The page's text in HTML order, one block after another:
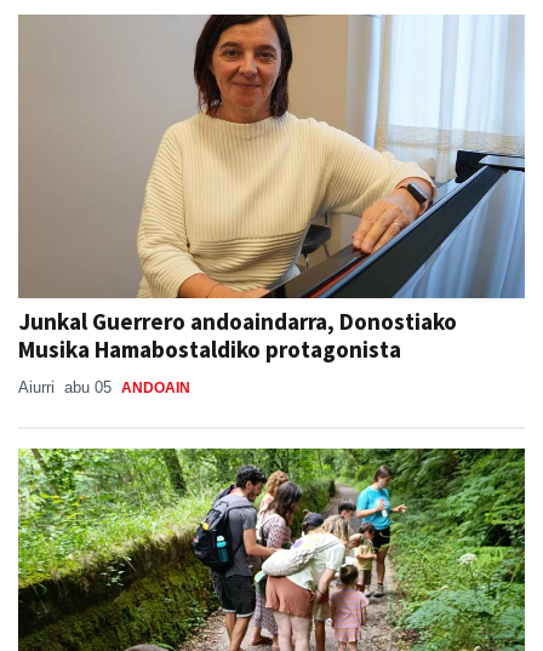
Junkal Guerrero andoaindarra, Donostiako
Musika Hamabostaldiko protagonista
Aiurri abu 05 ANDOAIN